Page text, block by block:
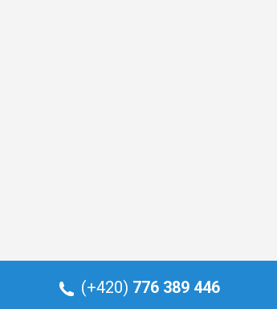
(+420) 776 389 446